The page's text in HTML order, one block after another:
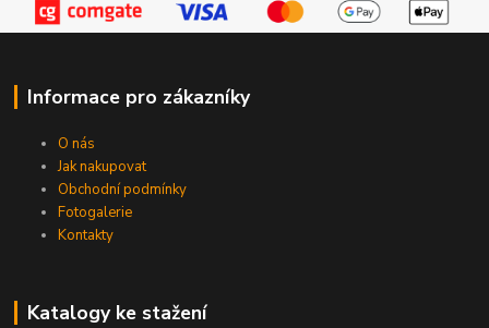
Informace pro zákazníky
O nás
Jak nakupovat
Obchodní podmínky
Fotogalerie
Kontakty
Katalogy ke stažení